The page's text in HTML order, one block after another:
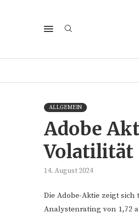
ALLGEMEIN
Adobe
Volatilität
14. August 2024
Die Adobe-Aktie zeigt
Analystenrating von 1,72